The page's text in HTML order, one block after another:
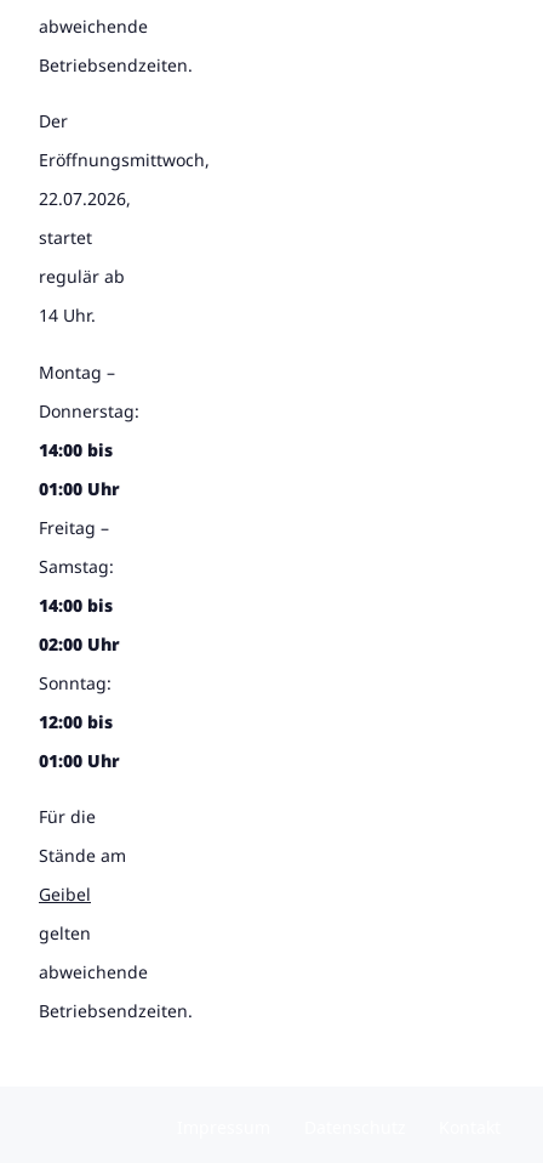
abweichende
Betriebsendzeiten.
Der
Eröffnungsmittwoch,
22.07.2026,
startet
regulär ab
14 Uhr.
Montag –
Donnerstag:
14:00 bis
01:00 Uhr
Freitag –
Samstag:
14:00 bis
02:00 Uhr
Sonntag:
12:00 bis
01:00 Uhr
Für die
Stände am
Geibel
gelten
abweichende
Betriebsendzeiten.